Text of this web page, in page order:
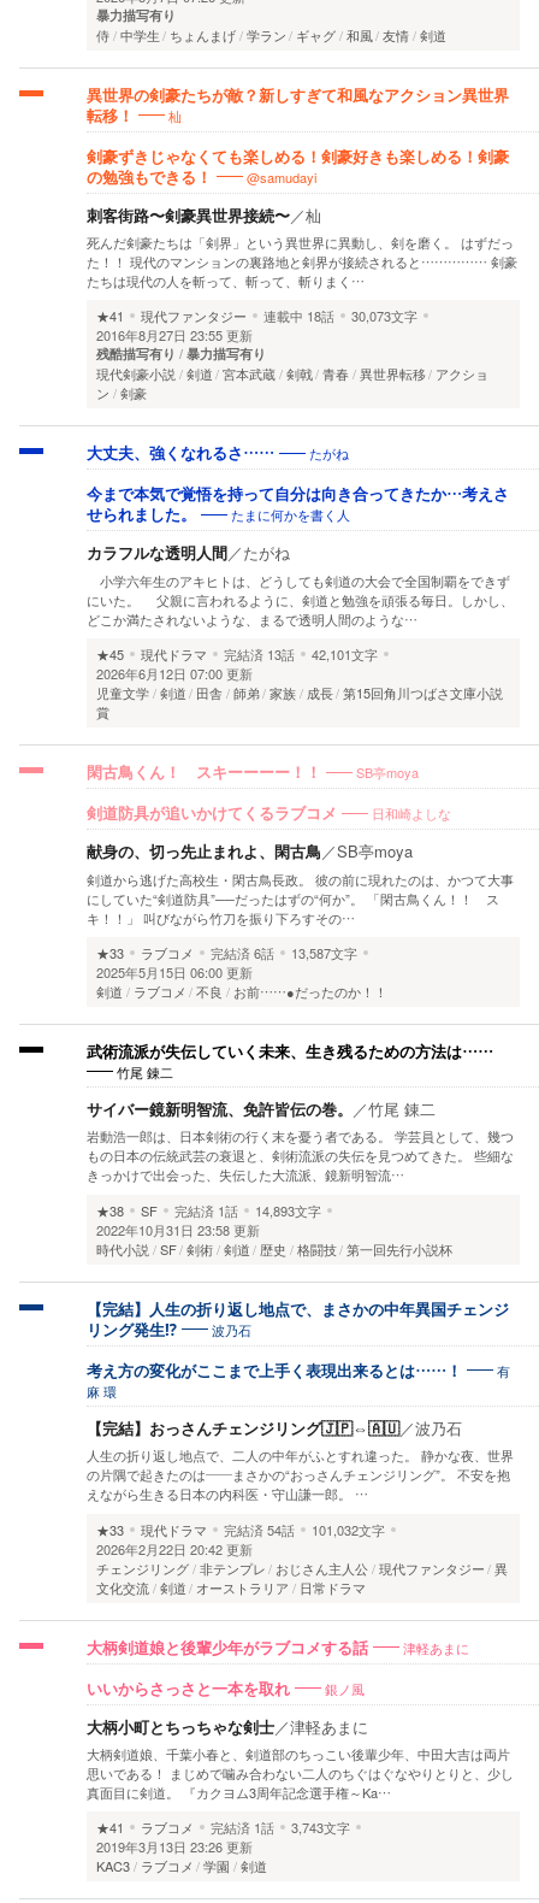
暴力描写有り
侍 中学生 ちょんまげ 学ラン ギャグ 和風 友情 剣道
異世界の剣豪たちが敵？新しすぎて和風なアクション異世界
転移！
杣
剣豪ずきじゃなくても楽しめる！剣豪好きも楽しめる！剣豪
の勉強もできる！
@samudayi
刺客街路〜剣豪異世界接続〜／杣
死んだ剣豪たちは「剣界」という異世界に異動し、剣を磨く。 はずだっ
た！！ 現代のマンションの裏路地と剣界が接続されると…………… 剣豪
たちは現代の人を斬って、斬って、斬りまく…
★41
現代ファンタジー 連載中 18話
30,073文字
2016年8月27日 23:55 更新
残酷描写有り 暴力描写有り
現代剣豪小説 剣道 宮本武蔵 剣戟 青春 異世界転移 アクショ
ン
剣豪
大丈夫、強くなれるさ…… たがね
今まで本気で覚悟を持って自分は向き合ってきたか…考えさ
せられました。
たまに何かを書く人
カラフルな透明人間／たがね
小学六年生のアキヒトは、どうしても剣道の大会で全国制覇をできず
にいた。 父親に言われるように、剣道と勉強を頑張る毎日。しかし、
どこか満たされないような、まるで透明人間のような…
★45
現代ドラマ 完結済 13話
42,101文字
2026年6月12日 07:00 更新
児童文学 剣道 田舎 師弟 家族 成長 第15回角川つばさ文庫小説
賞
閑古鳥くん！ スキーーーー！！ SB亭moya
剣道防具が追いかけてくるラブコメ 日和崎よしな
献身の、切っ先止まれよ、閑古鳥／SB亭moya
剣道から逃げた高校生・閑古鳥長政。 彼の前に現れたのは、かつて大事
にしていた“剣道防具”──だったはずの“何か”。 「閑古鳥くん！！ ス
キ！！」 叫びながら竹刀を振り下ろすその…
★33
ラブコメ 完結済6話
13,587文字
2025年5月15日 06:00 更新
剣道
ラブコメ 不良 お前……●だったのか！！
武術流派が失伝していく未来、生き残るための方法は……
竹尾 錬二
サイバー鏡新明智流、免許皆伝の巻。 ／竹尾 錬二
岩動浩一郎は、日本剣術の行く末を憂う者である。 学芸員として、幾つ
もの日本の伝統武芸の衰退と、剣術流派の失伝を見つめてきた。 些細な
きっかけで出会った、失伝した大流派、鏡新明智流…
★38
SF 完結済 1話
14,893文字
2022年10月31日 23:58 更新
時代小説
SF 剣術 剣道 歴史 格闘技 第一回先行小説杯
【完結】人生の折り返し地点で、まさかの中年異国チェンジ
リング発生⁉️
波乃石
考え方の変化がここまで上手く表現出来るとは……！
有
麻 環
【完結】おっさんチェンジリング🇯🇵⇔🇦🇺／波乃石
人生の折り返し地点で、二人の中年がふとすれ違った。 静かな夜、世界
の片隅で起きたのは——まさかの“おっさんチェンジリング”。 不安を抱
えながら生きる日本の内科医・守山謙一郎。 …
★33
現代ドラマ 完結済54話
101,032文字
2026年2月22日 20:42 更新
チェンジリング 非テンプレ おじさん主人公 現代ファンタジー 異
文化交流
剣道 オーストラリア 日常ドラマ
大柄剣道娘と後輩少年がラブコメする話 津軽あまに
いいからさっさと一本を取れ 銀ノ風
大柄小町とちっちゃな剣士／津軽あまに
大柄剣道娘、千葉小春と、剣道部のちっこい後輩少年、中田大吉は両片
思いである！ まじめで噛み合わない二人のちぐはぐなやりとりと、少し
真面目に剣道。 『カクヨム3周年記念選手権～Ka…
★41
ラブコメ 完結済 1話
3,743文字
2019年3月13日 23:26 更新
KAC3
ラブコメ 学園 剣道